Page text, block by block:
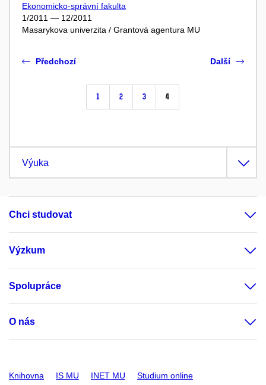
Ekonomicko-správní fakulta
1/2011 — 12/2011
Masarykova univerzita / Grantová agentura MU
Předchozí
1 2 3 4
Další
Výuka
Chci studovat
Výzkum
Spolupráce
O nás
Knihovna IS MU INET MU Studium online